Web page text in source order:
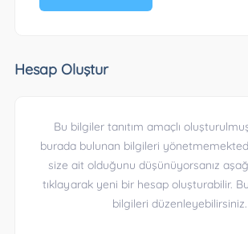
Hesap Oluştur
Bu bilgiler tanıtım amaçlı
burada bulunan bilgileri
size ait olduğunu düşünüyorsanız
tıklayarak yeni bir hesap oluşturabilir.
bilgileri düzenleyebilirsiniz.